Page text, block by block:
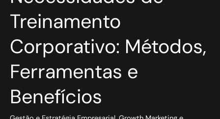
Treinamento
Corporativo: Métodos,
Ferramentas e
Benefícios
Corporativo:
Métodos,
Ferramentas
e
Benefícios